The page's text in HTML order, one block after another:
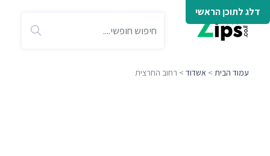
דלג לתוכן הראשי
עמוד הבית > אשדוד > רחוב החרצית